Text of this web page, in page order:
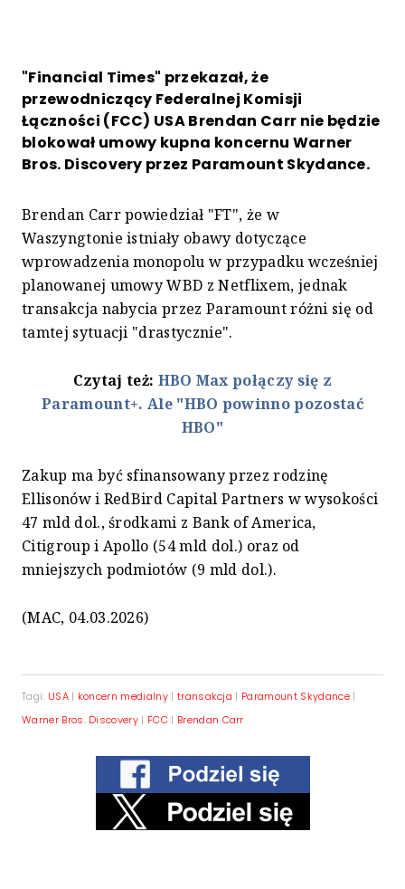
"Financial Times" przekazał, że
przewodniczący Federalnej Komisji
Łączności (FCC) USA Brendan Carr nie będzie
blokował umowy kupna koncernu Warner
Bros. Discovery przez Paramount Skydance.
Brendan Carr powiedział "FT", że w
Waszyngtonie istniały obawy dotyczące
wprowadzenia monopolu w przypadku wcześniej
planowanej umowy WBD z Netflixem, jednak
transakcja nabycia przez Paramount różni się od
tamtej sytuacji "drastycznie".
Czytaj też: HBO Max połączy się z
Paramount+. Ale "HBO powinno pozostać
HBO"
Zakup ma być sfinansowany przez rodzinę
Ellisonów i RedBird Capital Partners w wysokości
47 mld dol., środkami z Bank of America,
Citigroup i Apollo (54 mld dol.) oraz od
mniejszych podmiotów (9 mld dol.).
(MAC, 04.03.2026)
Tagi: USA | koncern medialny| transakcja | Paramount Skydance|
Warner Bros. Discovery | FCC| Brendan Carr